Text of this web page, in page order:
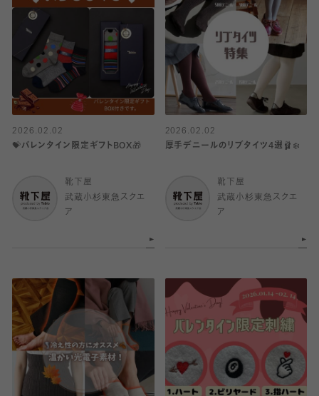
2026.02.02
💝バレンタイン限定ギフトBOX🎁
靴下屋
武蔵小杉東急スクエ
ア
2026.02.02
厚手デニールのリブタイツ4選🩰❄️
靴下屋
武蔵小杉東急スクエ
ア